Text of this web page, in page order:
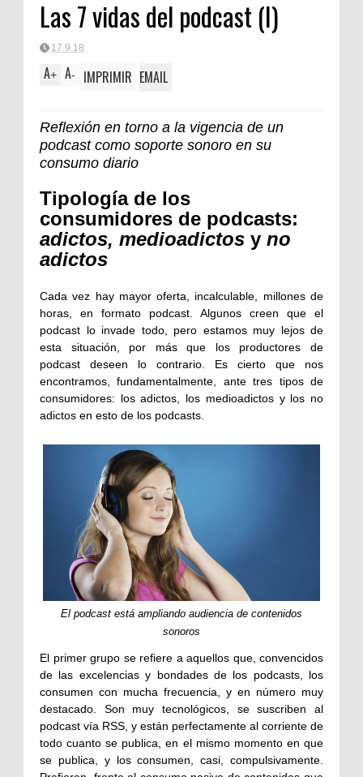
Clásica
Las 7 vidas del podcast (I)
17.9.18
A+ A- IMPRIMIR EMAIL
Reflexión en torno a la vigencia de un
podcast como soporte sonoro en su
consumo diario
Tipología de los
consumidores de podcasts:
adictos, medioadictos y no
adictos
Cada vez hay mayor oferta, incalculable, millones de
horas, en formato podcast. Algunos creen que el
podcast lo invade todo, pero estamos muy lejos de
esta situación, por más que los productores de
podcast deseen lo contrario. Es cierto que nos
encontramos, fundamentalmente, ante tres tipos de
consumidores: los adictos, los medioadictos y los no
adictos en esto de los podcasts.
El podcast está ampliando audiencia de contenidos
sonoros
El primer grupo se refiere a aquellos que, convencidos
de las excelencias y bondades de los podcasts, los
consumen con mucha frecuencia, y en número muy
destacado. Son muy tecnológicos, se suscriben al
podcast vía RSS, y están perfectamente al corriente de
todo cuanto se publica, en el mismo momento en que
se publica, y los consumen, casi, compulsivamente.